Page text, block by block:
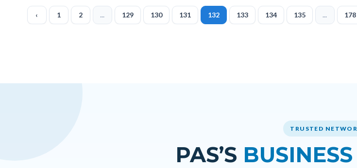
‹ 1 2 ... 129 130 131 132 133 134 135 ... 178
TRUSTED
PAS’S